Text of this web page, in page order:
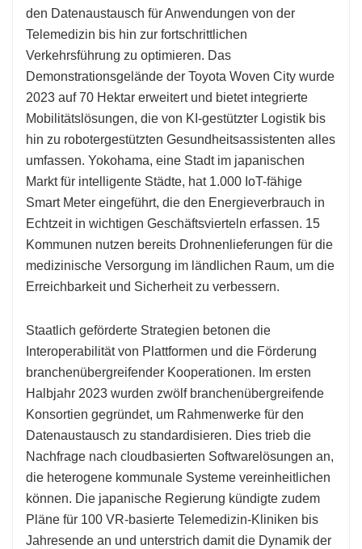
den Datenaustausch für Anwendungen von der
Telemedizin bis hin zur fortschrittlichen
Verkehrsführung zu optimieren. Das
Demonstrationsgelände der Toyota Woven City wurde
2023 auf 70 Hektar erweitert und bietet integrierte
Mobilitätslösungen, die von KI-gestützter Logistik bis
hin zu robotergestützten Gesundheitsassistenten alles
umfassen. Yokohama, eine Stadt im japanischen
Markt für intelligente Städte, hat 1.000 IoT-fähige
Smart Meter eingeführt, die den Energieverbrauch in
Echtzeit in wichtigen Geschäftsvierteln erfassen. 15
Kommunen nutzen bereits Drohnenlieferungen für die
medizinische Versorgung im ländlichen Raum, um die
Erreichbarkeit und Sicherheit zu verbessern.
Staatlich geförderte Strategien betonen die
Interoperabilität von Plattformen und die Förderung
branchenübergreifender Kooperationen. Im ersten
Halbjahr 2023 wurden zwölf branchenübergreifende
Konsortien gegründet, um Rahmenwerke für den
Datenaustausch zu standardisieren. Dies trieb die
Nachfrage nach cloudbasierten Softwarelösungen an,
die heterogene kommunale Systeme vereinheitlichen
können. Die japanische Regierung kündigte zudem
Pläne für 100 VR-basierte Telemedizin-Kliniken bis
Jahresende an und unterstrich damit die Dynamik der